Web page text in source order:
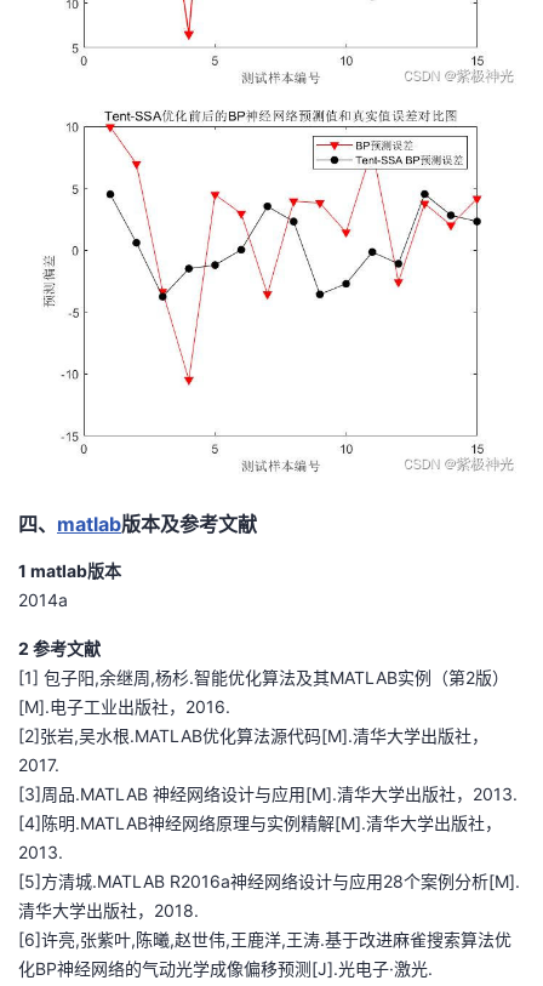
四、 matlab版本及参考文献
1 matlab版本
2014a
2 参考文献
[1] 包子阳,余继周,杨杉.智能优化算法及其MATLAB实例（第2版）
[M].电子工业出版社，2016.
[2]张岩,吴水根.MATLAB优化算法源代码[M].清华大学出版社，
2017.
[3]周品.MATLAB 神经网络设计与应用[M].清华大学出版社，2013.
[4]陈明.MATLAB神经网络原理与实例精解[M].清华大学出版社，
2013.
[5]方清城.MATLAB R2016a神经网络设计与应用28个案例分析[M].
清华大学出版社，2018.
[6]许亮,张紫叶,陈曦,赵世伟,王鹿洋,王涛.基于改进麻雀搜索算法优
化BP神经网络的气动光学成像偏移预测[J].光电子·激光.